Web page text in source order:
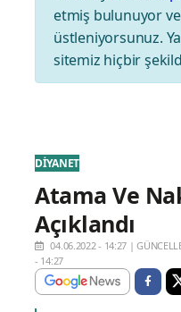
etmiş bulunuyor
üstleniyorsunuz.
sitemiz hiçbir
DİYANET
Atama Ve
Açıklandı
04.06.2022 - 14:27 |
- 14:27